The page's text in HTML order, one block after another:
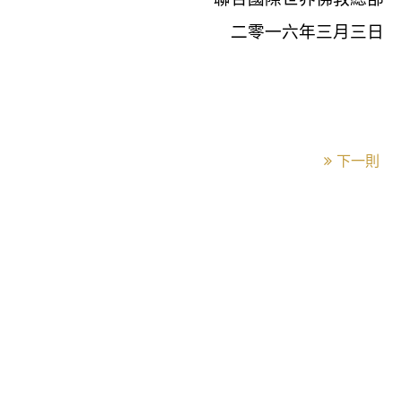
二零一六年三月三日
下一則